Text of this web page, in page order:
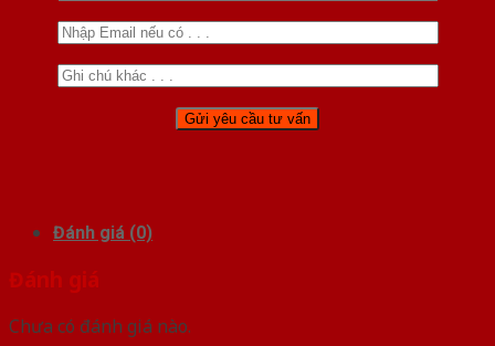
Đánh giá (0)
Đánh giá
Chưa có đánh giá nào.